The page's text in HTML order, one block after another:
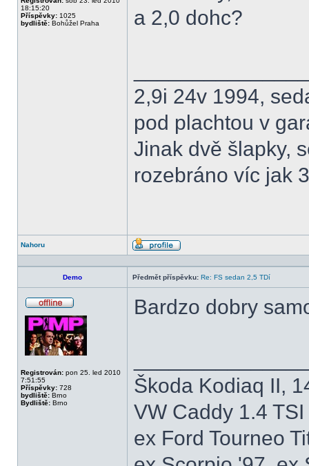
18:15:20
Příspěvky: 1025
bydliště: Bohůžel Praha
a 2,0 dohc?
2,9i 24v 1994,
pod plachtou v
Jinak dvě šlapky,
rozebráno víc jak
Nahoru
Profil
Demo Předmět příspěvku: Re: FS sedan 2,5 TDí
Registrován: pon 25. led 2010
7:51:55
Příspěvky: 728
bydliště: Brno
Bydliště: Brno
Bardzo dobry
Škoda Kodiaq II,
VW Caddy 1.4
ex Ford Tourneo